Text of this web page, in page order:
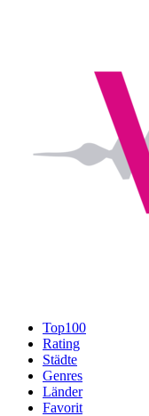
Top100
Rating
Städte
Genres
Länder
Favorit